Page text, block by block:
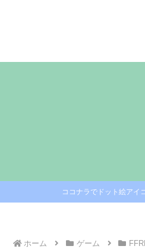
ココナラでドット絵アイ
ホーム ゲーム